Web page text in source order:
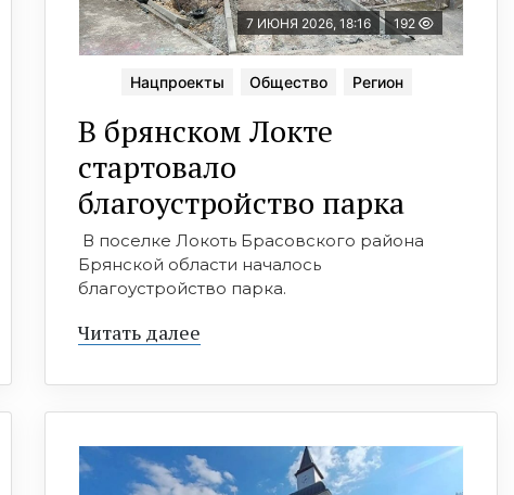
7 ИЮНЯ 2026, 18:16 192
Нацпроекты Общество Регион
В брянском Локте
стартовало
благоустройство парка
В поселке Локоть Брасовского района
Брянской области началось
благоустройство парка.
Читать далее